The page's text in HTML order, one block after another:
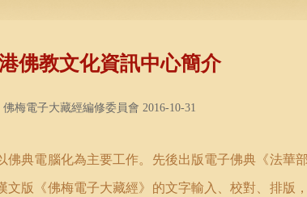
佛教文化資訊中心簡介
佛梅電子大藏經編修委員會 2016-10-31
典電腦化為主要工作。先後出版電子佛典《法華
版《佛梅電子大藏經》的文字輸入、校對、排版